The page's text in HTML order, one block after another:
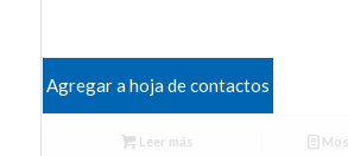
Agregar a hoja de contactos
Leer más